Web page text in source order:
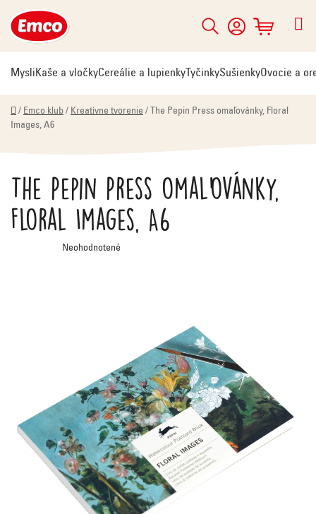
na
obsah
Hľadať
NÁKUPNÝ
KOŠÍK
MysliKaše a vločkyCereálie a lupienky TyčinkySušienkyOvocie a
Domov
/ Emco klub / Kreatívne tvorenie / The Pepin Press omaľovánky, Floral
Images, A6
The Pepin Press omaľovánky,
Floral Images, A6
Priemerné
hodnotenie
Neohodnotené